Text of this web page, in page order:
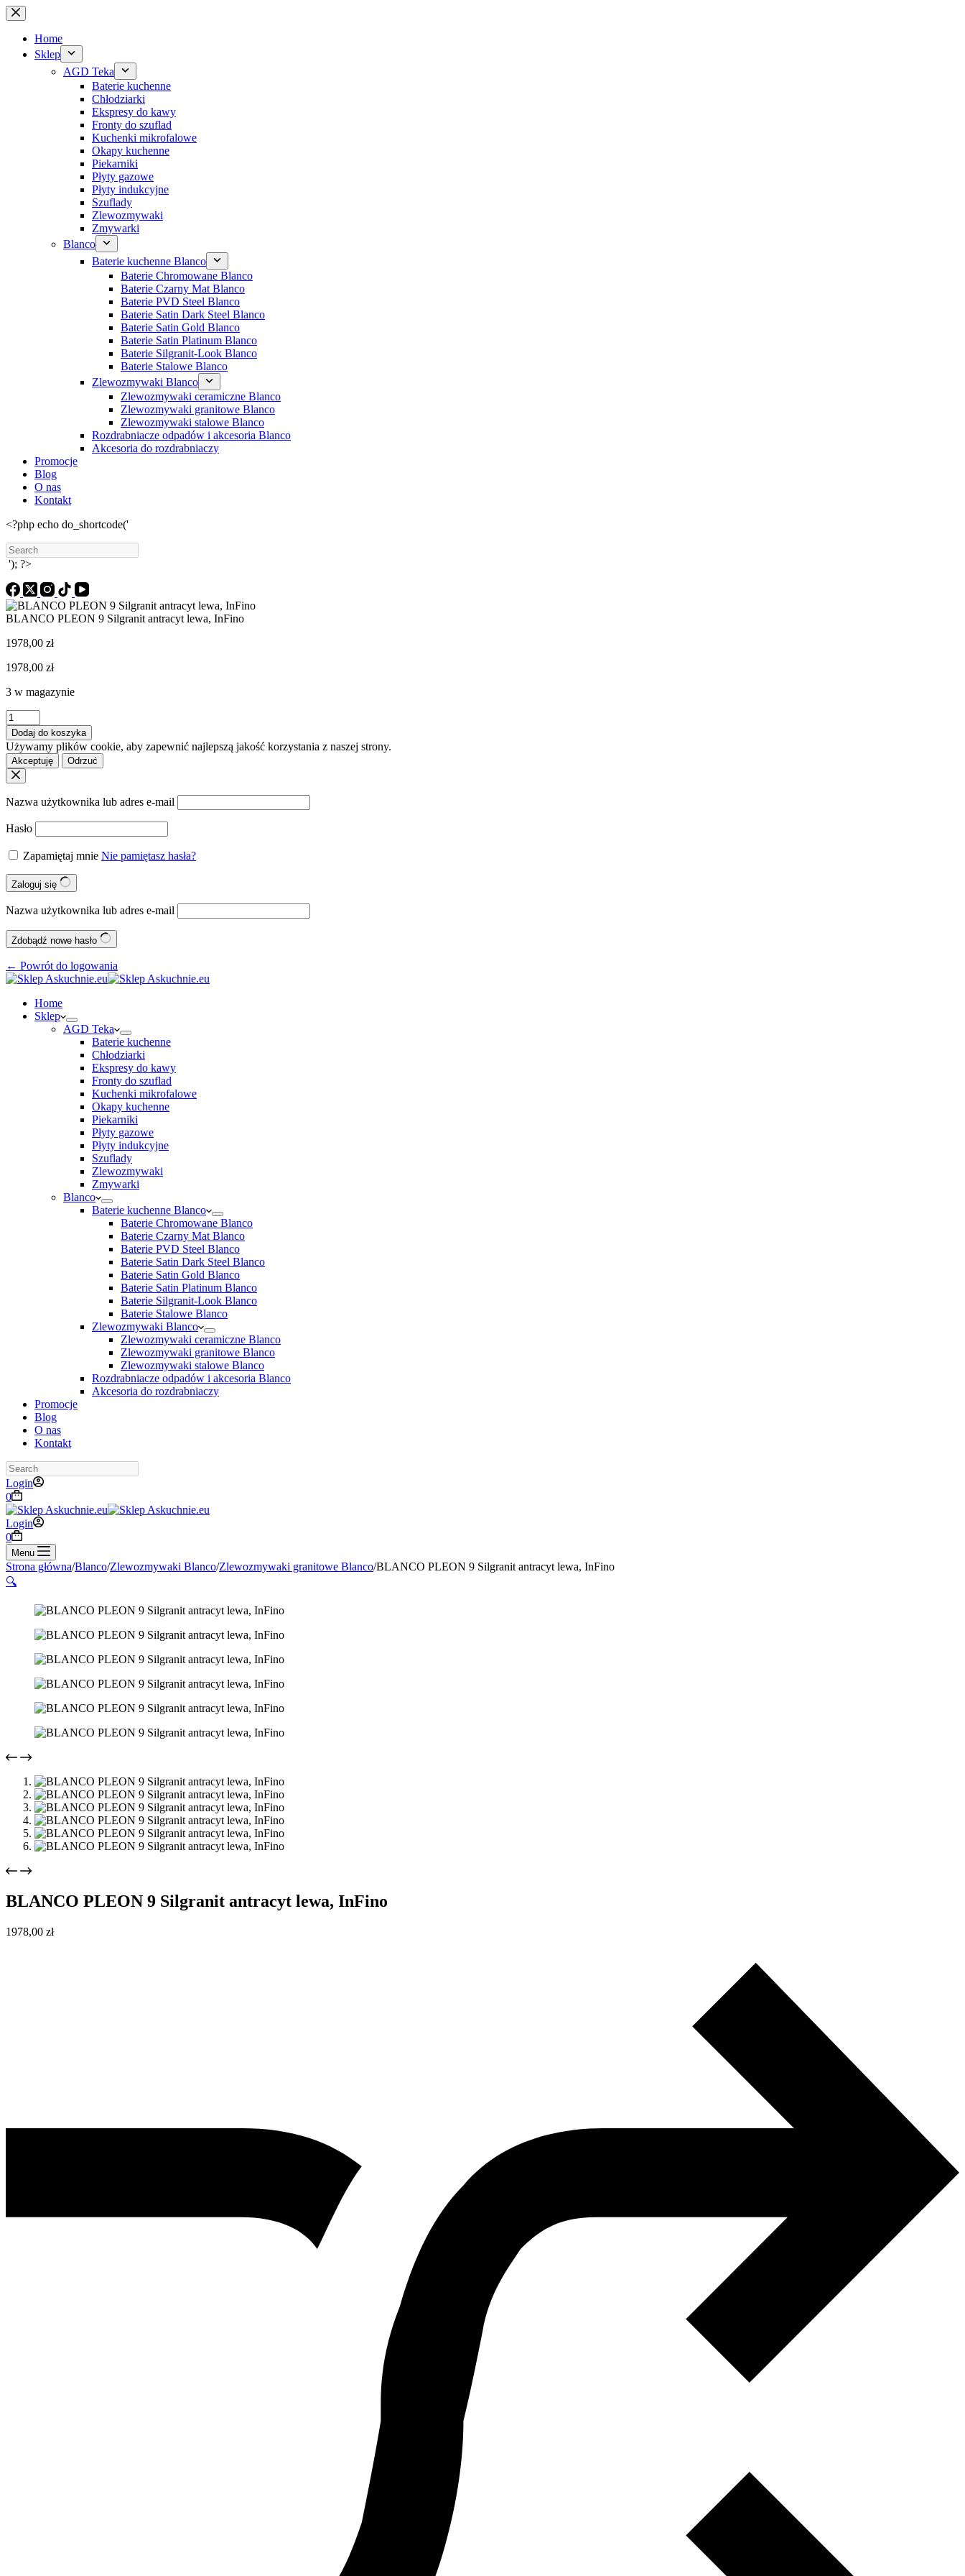
Przejdź
do
treści
Home
Sklep
AGD Teka
Baterie kuchenne
Chłodziarki
Ekspresy do kawy
Fronty do szuflad
Kuchenki mikrofalowe
Okapy kuchenne
Piekarniki
Płyty gazowe
Płyty indukcyjne
Szuflady
Zlewozmywaki
Zmywarki
Blanco
Baterie kuchenne Blanco
Baterie Chromowane Blanco
Baterie Czarny Mat Blanco
Baterie PVD Steel Blanco
Baterie Satin Dark Steel Blanco
Baterie Satin Gold Blanco
Baterie Satin Platinum Blanco
Baterie Silgranit-Look Blanco
Baterie Stalowe Blanco
Zlewozmywaki Blanco
Zlewozmywaki ceramiczne Blanco
Zlewozmywaki granitowe Blanco
Zlewozmywaki stalowe Blanco
Rozdrabniacze odpadów i akcesoria Blanco
Akcesoria do rozdrabniaczy
Promocje
Blog
O nas
Kontakt
<?php echo do_shortcode('
Search
'); ?>
BLANCO PLEON 9 Silgranit antracyt lewa, InFino
1978,00 zł
1978,00 zł
3 w magazynie
ilość
BLANCO
PLEON
9
Silgranit
antracyt
InFino
Dodaj do koszyka
Używamy plików cookie, aby zapewnić najlepszą jakość korzystania z naszej strony.
Akceptuję Odrzuć
Nazwa użytkownika lub adres e-mail
Hasło
Zapamiętaj mnie Nie pamiętasz hasła?
Zaloguj się
Nazwa użytkownika lub adres e-mail
Zdobądź nowe hasło
← Powrót do logowania
Home
Sklep
AGD Teka
Baterie kuchenne
Chłodziarki
Ekspresy do kawy
Fronty do szuflad
Kuchenki mikrofalowe
Okapy kuchenne
Piekarniki
Płyty gazowe
Płyty indukcyjne
Szuflady
Zlewozmywaki
Zmywarki
Blanco
Baterie kuchenne Blanco
Baterie Chromowane Blanco
Baterie Czarny Mat Blanco
Baterie PVD Steel Blanco
Baterie Satin Dark Steel Blanco
Baterie Satin Gold Blanco
Baterie Satin Platinum Blanco
Baterie Silgranit-Look Blanco
Baterie Stalowe Blanco
Zlewozmywaki Blanco
Zlewozmywaki ceramiczne Blanco
Zlewozmywaki granitowe Blanco
Zlewozmywaki stalowe Blanco
Rozdrabniacze odpadów i akcesoria Blanco
Akcesoria do rozdrabniaczy
Promocje
Blog
O nas
Kontakt
Search
Login
Koszyk
0
Login
Koszyk
0
Menu
Strona główna/Blanco/Zlewozmywaki Blanco/Zlewozmywaki granitowe Blanco/BLANCO PLEON 9 Silgranit antracyt lewa, InFino
🔍
BLANCO PLEON 9 Silgranit antracyt lewa, InFino
1978,00 zł